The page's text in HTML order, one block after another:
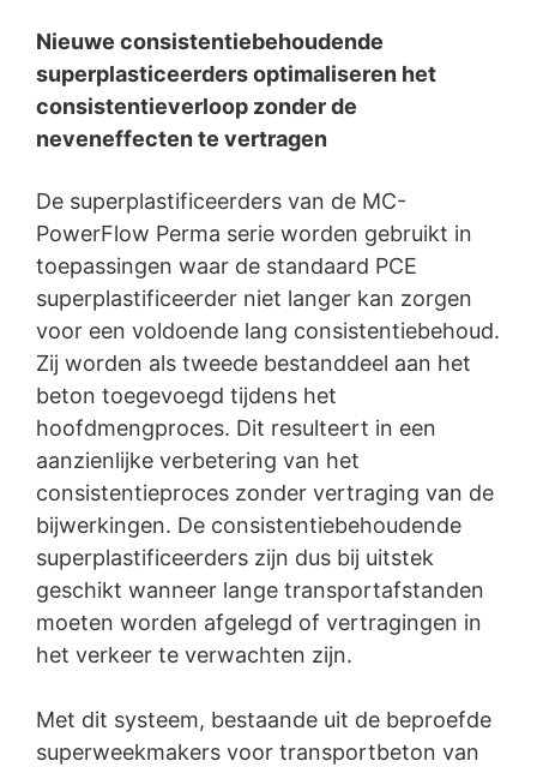
Nieuwe consistentiebehoudende
superplasticeerders optimaliseren het
consistentieverloop zonder de
neveneffecten te vertragen
De superplastificeerders van de MC-
PowerFlow Perma serie worden gebruikt in
toepassingen waar de standaard PCE
superplastificeerder niet langer kan zorgen
voor een voldoende lang consistentiebehoud.
Zij worden als tweede bestanddeel aan het
beton toegevoegd tijdens het
hoofdmengproces. Dit resulteert in een
aanzienlijke verbetering van het
consistentieproces zonder vertraging van de
bijwerkingen. De consistentiebehoudende
superplastificeerders zijn dus bij uitstek
geschikt wanneer lange transportafstanden
moeten worden afgelegd of vertragingen in
het verkeer te verwachten zijn.
Met dit systeem, bestaande uit de beproefde
superweekmakers voor transportbeton van